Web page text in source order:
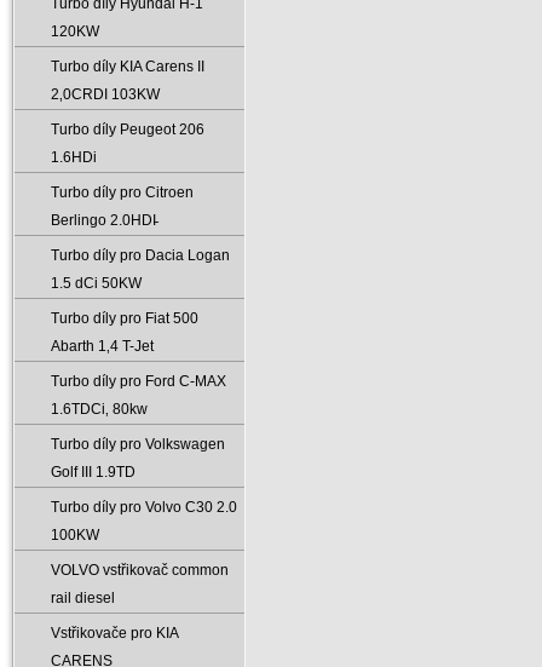
Turbo díly Hyundai H-1
120KW
Turbo díly KIA Carens II
2‚0CRDI 103KW
Turbo díly Peugeot 206
1.6HDi
Turbo díly pro Citroen
Berlingo 2.0HDI̵
Turbo díly pro Dacia Logan
1.5 dCi 50KW
Turbo díly pro Fiat 500
Abarth 1‚4 T-Jet
Turbo díly pro Ford C-MAX
1.6TDCi‚ 80kw
Turbo díly pro Volkswagen
Golf III 1.9TD
Turbo díly pro Volvo C30 2.0
100KW
VOLVO vstřikovač common
rail diesel
Vstřikovače pro KIA
CARENS